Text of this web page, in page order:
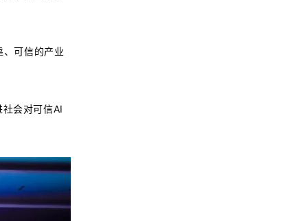
可信的产业
会对可信AI